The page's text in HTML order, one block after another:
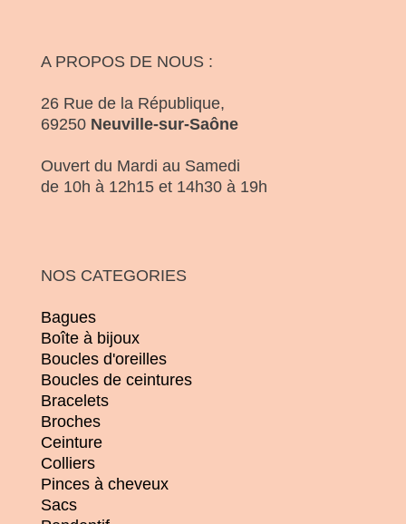
A PROPOS DE NOUS :
26 Rue de la République,
69250 Neuville-sur-Saône
Ouvert du Mardi au Samedi
de 10h à 12h15 et 14h30 à 19h
NOS CATEGORIES
Bagues
Boîte à bijoux
Boucles d'oreilles
Boucles de ceintures
Bracelets
Broches
Ceinture
Colliers
Pinces à cheveux
Sacs